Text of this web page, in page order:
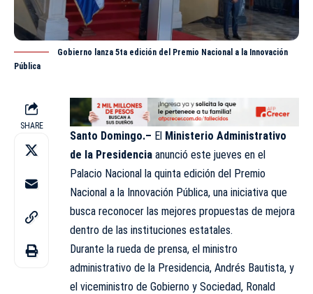
Gobierno lanza 5ta edición del Premio Nacional a la Innovación
Pública
SHARE
Santo Domingo.– El Ministerio Administrativo
de la Presidencia anunció este jueves en el
Palacio Nacional la quinta edición del Premio
Nacional a la Innovación Pública, una iniciativa que
busca reconocer las mejores propuestas de mejora
dentro de las instituciones estatales.
Durante la rueda de prensa, el ministro
administrativo de la Presidencia, Andrés Bautista, y
el viceministro de Gobierno y Sociedad, Ronald